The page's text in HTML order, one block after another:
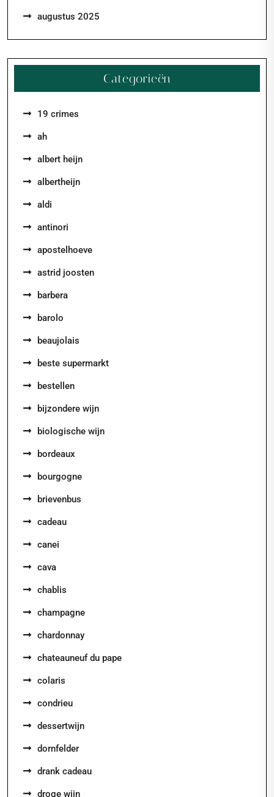
augustus 2025
Categorieën
19 crimes
ah
albert heijn
albertheijn
aldi
antinori
apostelhoeve
astrid joosten
barbera
barolo
beaujolais
beste supermarkt
bestellen
bijzondere wijn
biologische wijn
bordeaux
bourgogne
brievenbus
cadeau
canei
cava
chablis
champagne
chardonnay
chateauneuf du pape
colaris
condrieu
dessertwijn
dornfelder
drank cadeau
droge wijn